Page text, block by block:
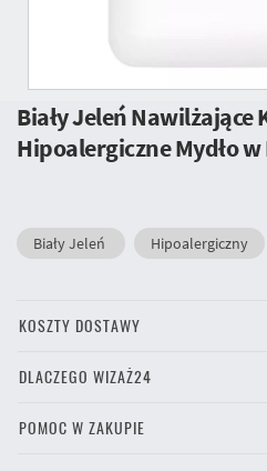
Biały Jeleń Nawilżające
Hipoalergiczne Mydło w
Biały Jeleń Hipoalergiczny
KOSZTY DOSTAWY
DLACZEGO WIZAŻ24
POMOC W ZAKUPIE